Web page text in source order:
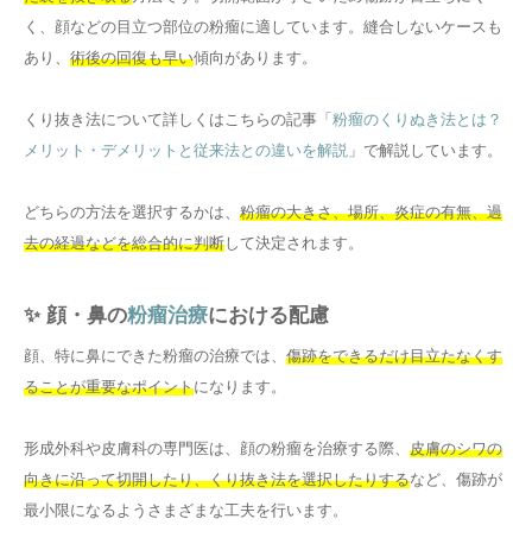
く、顔などの目立つ部位の粉瘤に適しています。縫合しないケースも
あり、 術後の回復も早い傾向があります。
くり抜き法について詳しくはこちらの記事「粉瘤のくりぬき法とは？
メリット・デメリットと従来法との違いを解説 」で解説しています。
どちらの方法を選択するかは、 粉瘤の大きさ、場所、炎症の有無、過
去の経過などを総合的に判断して決定されます。
✨ 顔・鼻の粉瘤治療における配慮
顔、特に鼻にできた粉瘤の治療では、 傷跡をできるだけ目立たなくす
ることが重要なポイントになります。
形成外科や皮膚科の専門医は、顔の粉瘤を治療する際、 皮膚のシワの
向きに沿って切開したり、くり抜き法を選択したりするなど、傷跡が
最小限になるようさまざまな工夫を行います。